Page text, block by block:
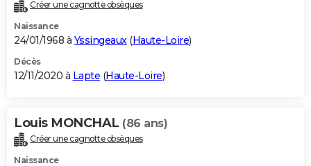
Créer une cagnotte obsèques
Naissance
24/01/1968 à Yssingeaux(Haute-Loire)
Décès
12/11/2020 à Lapte (Haute-Loire)
Louis MONCHAL (86 ans)
Créer une cagnotte obsèques
Naissance